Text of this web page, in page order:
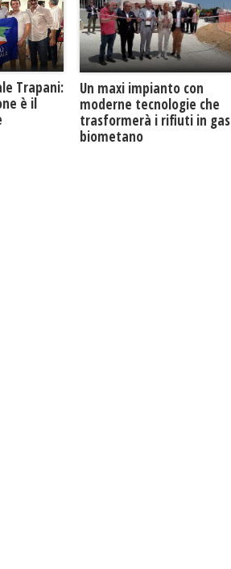
Trapani:
è il
Un maxi impianto con
moderne tecnologie che
trasformerà i rifiuti in gas
biometano